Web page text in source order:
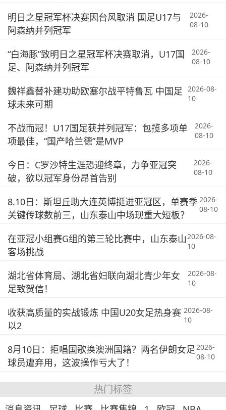
明日之星冠军杯决赛因台风取消 国足U17与
阿森纳并列冠军
2026-
08-10
“白海豚”致明日之星冠军杯决赛取消，U17国
足、阿森纳并列冠军
2026-
08-10
魏祥鑫替补建功助欧塞尔战平特鲁瓦 中国足
球未来可期
2026-08-
10
不战而冠！U17国足获并列冠军：包揽多项单
项最佳，“国产哈兰德”是MVP
2026-
08-10
今日：C罗沙特生涯恐迎终章，力争亚冠突
破，欲以冠军身份昂首告别
2026-
08-10
8.10日：斯坦丘助大连英博挺进亚冠区，单赛季
关键传球数前三，山东泰山中场现重大短板？
2026-
08-10
在亚冠小组赛G组的第三轮比赛中，山东泰山
客场挑战
2026-08-
10
湖北省体育局、湖北省妇联向湖北青少年女
足致贺信！
2026-08-
10
收获高质量的实战锻炼 中国U20女足热身赛
以2
2026-08-
10
8月10日：拒唱国歌换澳洲国籍？两名伊朗女足
球员遭弃用，这波操作亏大了！
2026-
08-10
热门标签